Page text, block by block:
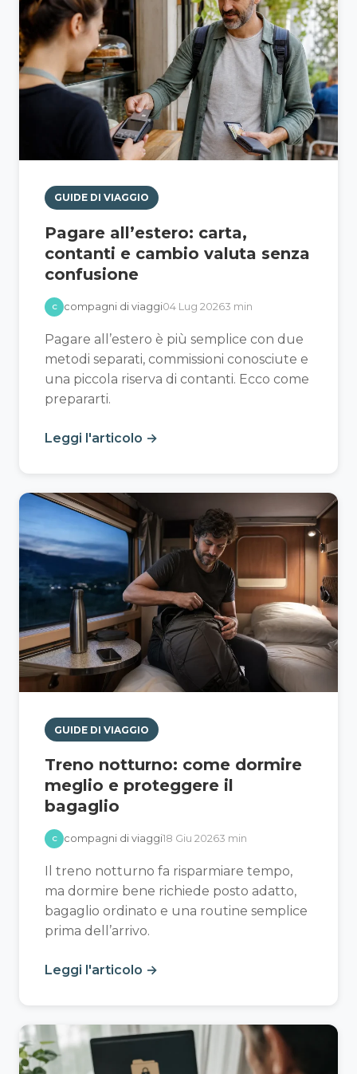
GUIDE DI VIAGGIO
Pagare all’estero: carta,
contanti e cambio valuta senza
confusione
C compagni di viaggi04 Lug 20263 min
Pagare all’estero è più semplice con due
metodi separati, commissioni conosciute e
una piccola riserva di contanti. Ecco come
prepararti.
Leggi l'articolo →
GUIDE DI VIAGGIO
Treno notturno: come dormire
meglio e proteggere il
bagaglio
C compagni di viaggi18 Giu 20263 min
Il treno notturno fa risparmiare tempo,
ma dormire bene richiede posto adatto,
bagaglio ordinato e una routine semplice
prima dell’arrivo.
Leggi l'articolo →